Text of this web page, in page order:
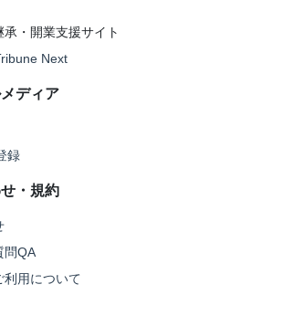
承・開業支援サイト
Next
ディア
録
・規約
問QA
利用について